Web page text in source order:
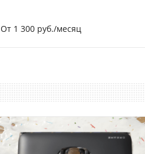
От 1 300 руб./месяц